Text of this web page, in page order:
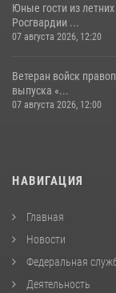
Юные гости из
Росгвардии ...
07 августа 2026, 12:20
Ветеран войск
выпуска «...
07 августа 2026, 12:00
НАВИГАЦИЯ
Главная
Новости
Федеральная
Деятельность